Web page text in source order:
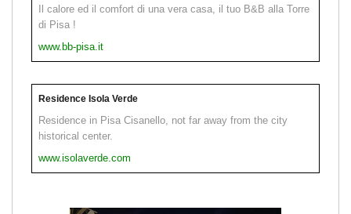
Il calore ed il comfort di una vera casa, il tuo B&B alla Torre
di Pisa !
www.bb-pisa.it
Residence Isola Verde
Residence in Pisa Cisanello, not far away from the city
historical center.
www.isolaverde.com